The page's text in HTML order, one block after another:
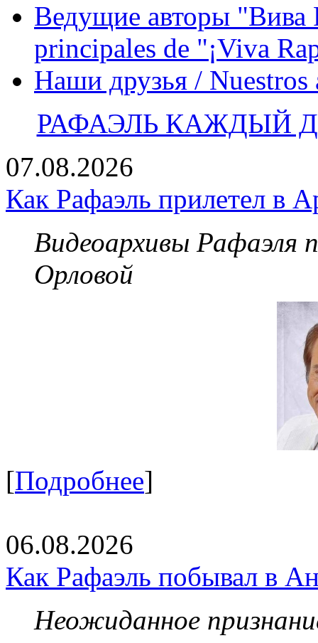
Ведущие авторы "Вива
principales de "¡Viva
Наши друзья / Nuestros
РАФАЭЛЬ КАЖДЫЙ
07.08.2026
Как Рафаэль прилетел в
Видеоархивы Рафаэля
Орловой
[Подробнее]
06.08.2026
Как Рафаэль побывал в
Неожиданное